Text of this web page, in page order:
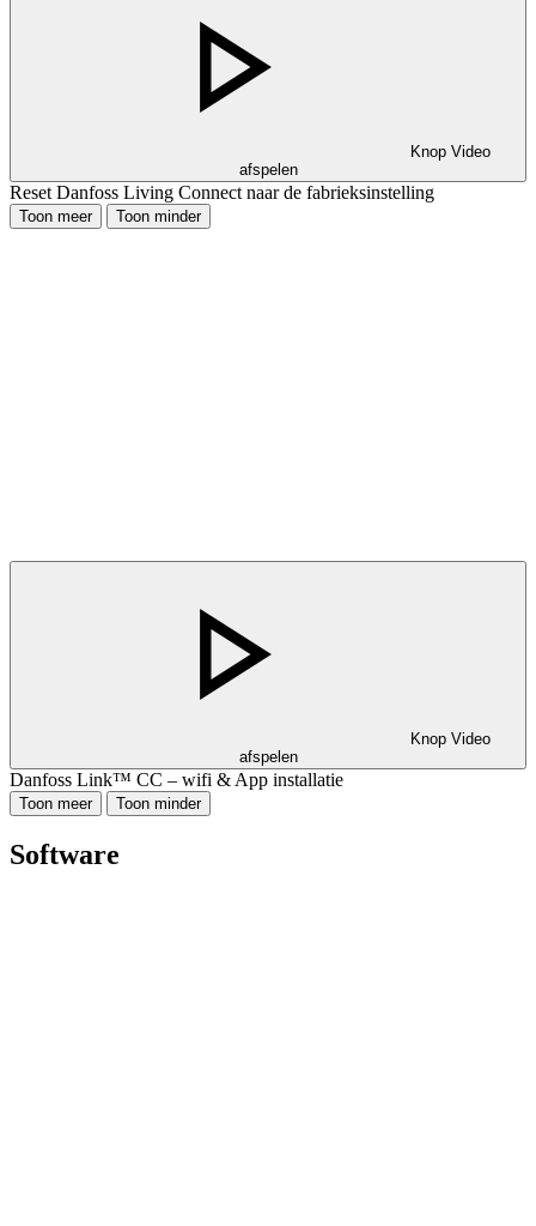
Knop Video
afspelen
Reset Danfoss Living Connect naar de fabrieksinstelling
Toon meer Toon minder
Knop Video
afspelen
Danfoss Link™ CC – wifi & App installatie
Toon meer Toon minder
Software